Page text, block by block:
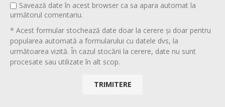
Savează date în acest browser ca sa apara automat la
următorul comentariu.
* Acest formular stochează date doar la cerere și doar pentru
popularea automată a formularului cu datele dvs, la
următoarea vizită. În cazul stocării la cerere, date nu sunt
procesate sau utilizate în alt scop.